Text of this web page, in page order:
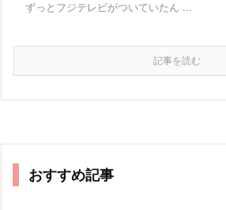
ずっとフジテレビがついていたん ...
記事を読む
おすすめ記事